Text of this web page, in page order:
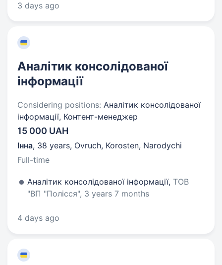
3 days ago
Аналітик консолідованої
інформації
Considering positions: Аналітик консолідованої
інформації, Контент-менеджер
15 000 UAH
Інна, 38 years, Ovruch, Korosten, Narodychi
Full-time
Аналітик консолідованої інформації, ТОВ
"ВП "Полісся", 3 years 7 months
4 days ago